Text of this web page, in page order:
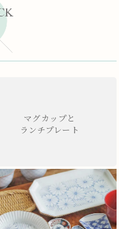
マグカップと
ランチプレート